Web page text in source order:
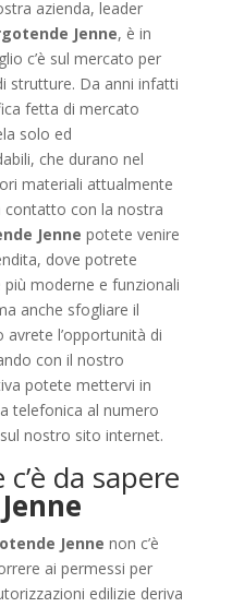
azienda, leader
Jenne, è in
c’è sul mercato per
strutture. Da anni infatti
fetta di mercato
solo ed
che durano nel
materiali attualmente
contatto con la nostra
Jenne potete venire
dove potrete
moderne e funzionali
anche sfogliare il
l’opportunità di
con il nostro
potete mettervi in
telefonica al numero
nostro sito internet.
da sapere
Jenne non c’è
ai permessi per
edilizie deriva